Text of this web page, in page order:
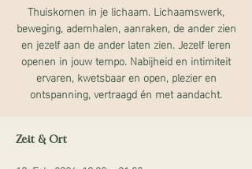
Thuiskomen in je lichaam. Lichaamswerk,
beweging, ademhalen, aanraken, de ander zien
en jezelf aan de ander laten zien. Jezelf leren
openen in jouw tempo. Nabijheid en intimiteit
ervaren, kwetsbaar en open, plezier en
ontspanning, vertraagd én met aandacht.
Zeit & Ort